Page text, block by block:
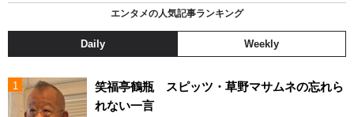
エンタメの人気記事ランキング
Daily Weekly
笑福亭鶴瓶 スピッツ・草野マサムネの忘れら
れない一言